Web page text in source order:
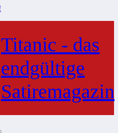
Titanic - das
endgültige
Satiremagazin